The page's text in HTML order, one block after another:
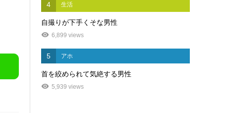
4 生活
自撮りが下手くそな男性
6,899 views
5 アホ
首を絞められて気絶する男性
5,939 views